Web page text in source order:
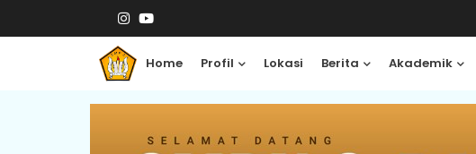
Home Profil Lokasi Berita Akademik